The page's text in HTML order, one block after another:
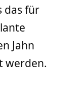
das für
Jahn
werden.